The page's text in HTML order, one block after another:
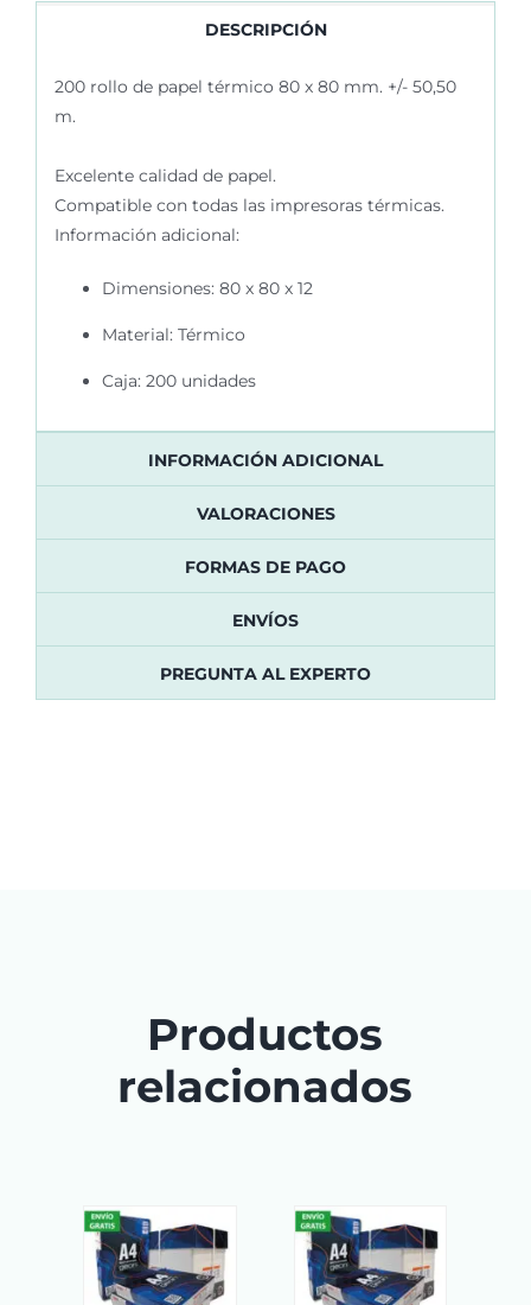
DESCRIPCIÓN
200 rollo de papel térmico 80 x 80 mm. +/- 50,50
m.
Excelente calidad de papel.
Compatible con todas lasimpresoras térmicas.
Información adicional:
Dimensiones: 80 x 80 x 12
Material: Térmico
Caja: 200 unidades
INFORMACIÓN ADICIONAL
VALORACIONES
FORMAS DE PAGO
ENVÍOS
PREGUNTA AL EXPERTO
Productos
relacionados
AÑADIR AL
CARRITO
AÑADIR AL
CARRITO